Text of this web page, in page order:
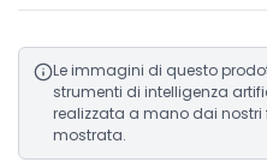
Le immagini di questo
strumenti di intelligenza
realizzata a mano dai
mostrata.